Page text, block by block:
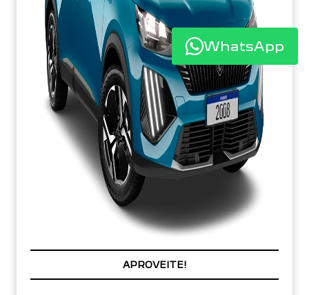
APROVEITE!
WhatsApp